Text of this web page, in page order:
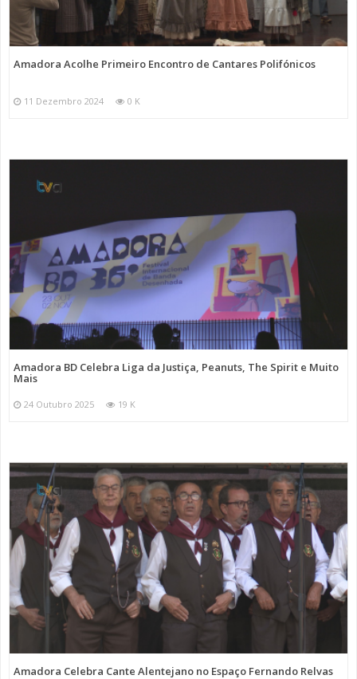
Amadora Acolhe Primeiro Encontro de Cantares Polifónicos
11 Dezembro 2024 0 K
Amadora BD Celebra Liga da Justiça, Peanuts, The Spirit e Muito
Mais
24 Outubro 2025 19 K
Amadora Celebra Cante Alentejano no Espaço Fernando Relvas